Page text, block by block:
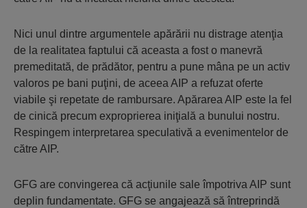
Nici unul dintre argumentele apărării nu distrage atenţia
de la realitatea faptului că aceasta a fost o manevră
premeditată, de prădător, pentru a pune mâna pe un activ
valoros pe bani puţini, de aceea AIP a refuzat oferte
viabile şi repetate de rambursare. Apărarea AIP este la fel
de cinică precum exproprierea iniţială a bunului nostru.
Respingem interpretarea speculativă a evenimentelor de
către AIP.
GFG are convingerea că acţiunile sale împotriva AIP sunt
deplin fundamentate. GFG se angajează să întreprindă